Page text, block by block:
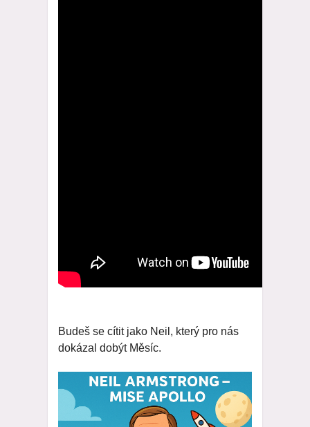
Budeš se cítit jako Neil, který pro nás
dokázal dobýt Měsíc.